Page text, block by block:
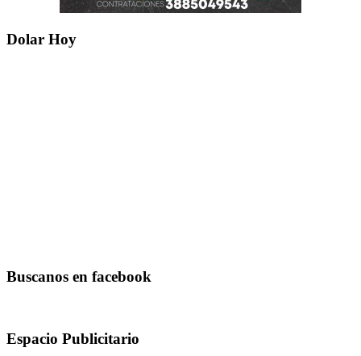
Dolar Hoy
Buscanos en facebook
Espacio Publicitario